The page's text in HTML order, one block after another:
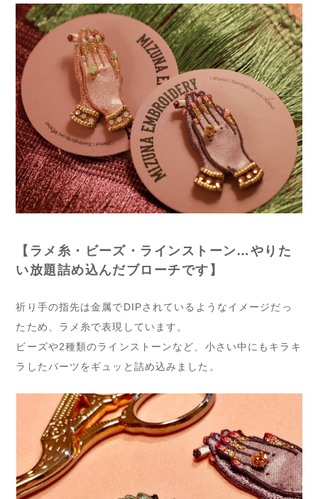
【ラメ糸・ビーズ・ラインストーン…やりた
い放題詰め込んだブローチです】
祈り手の指先は金属でDIPされているようなイメージだっ
たため、ラメ糸で表現しています。
ビーズや2種類のラインストーンなど、小さい中にもキラキ
ラしたパーツをギュッと詰め込みました。